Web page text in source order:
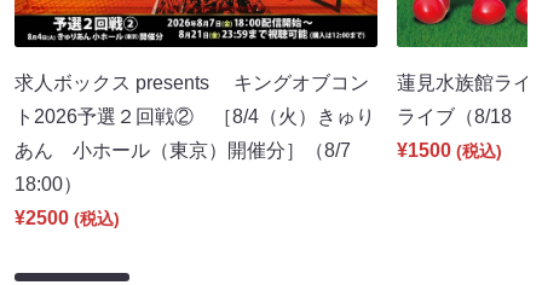
求人ボックス presents キングオブコン
ト2026予選２回戦② ［8/4（火）きゅり
あん 小ホール（東京）開催分］（8/7
18:00）
¥2500 (税込)
蓮見水族館ライ
ライブ（8/18
¥1500 (税込)